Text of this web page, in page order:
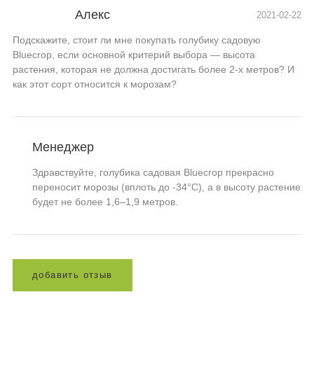
Алекс 2021-02-22
Подскажите, стоит ли мне покупать голубику садовую
Bluecrop, если основной критерий выбора — высота
растения, которая не должна достигать более 2-х метров? И
как этот сорт относится к морозам?
Менеджер
Здравствуйте, голубика садовая Bluecrop прекрасно
переносит морозы (вплоть до -34°C), а в высоту растение
будет не более 1,6–1,9 метров.
доба вит ь отз ыв